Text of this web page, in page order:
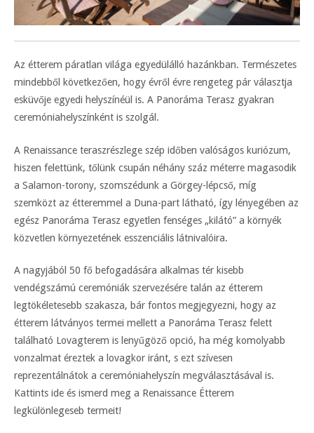
Az étterem páratlan világa egyedülálló hazánkban. Természetes
mindebből következően, hogy évről évre rengeteg pár választja
esküvője egyedi helyszínéül is. A Panoráma Terasz gyakran
ceremóniahelyszínként is szolgál.
A Renaissance teraszrészlege szép időben valóságos kuriózum,
hiszen felettünk, tőlünk csupán néhány száz méterre magasodik
a Salamon-torony, szomszédunk a Görgey-lépcső, míg
szemközt az étteremmel a Duna-part látható, így lényegében az
egész Panoráma Terasz egyetlen fenséges „kilátó” a környék
közvetlen környezetének esszenciális látnivalóira.
A nagyjából 50 fő befogadására alkalmas tér kisebb
vendégszámú ceremóniák szervezésére talán az étterem
legtökéletesebb szakasza, bár fontos megjegyezni, hogy az
étterem látványos termei mellett a Panoráma Terasz felett
található Lovagterem is lenyűgöző opció, ha még komolyabb
vonzalmat éreztek a lovagkor iránt, s ezt szívesen
reprezentálnátok a ceremóniahelyszín megválasztásával is.
Kattints ide és ismerd meg a Renaissance Étterem
legkülönlegeseb termeit!